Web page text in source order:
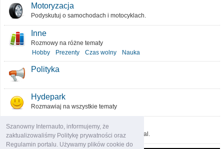
Szanowny Internauto, informujemy, że
zaktualizowaliśmy Politykę prywatności oraz
Regulamin portalu. Używamy plików cookie do
Motoryzacja
Podyskutuj o samochodach i motocyklach.
Inne
Rozmowy na różne tematy
Hobby
Prezenty Czas wolny Nauka
Polityka
Hydepark
Rozmawiaj na wszystkie tematy
O portalu
Podziel się pomysłami, które ulepszą portal.